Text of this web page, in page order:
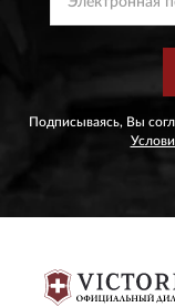
Подписываясь, Вы